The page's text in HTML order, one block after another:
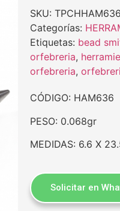
SKU: TPCHHAM636
Categorías:
Etiquetas: bead
orfebreria,
orfebreria,
CÓDIGO: HAM636
PESO: 0.068gr
MEDIDAS: 6.6 X
Solicitar en